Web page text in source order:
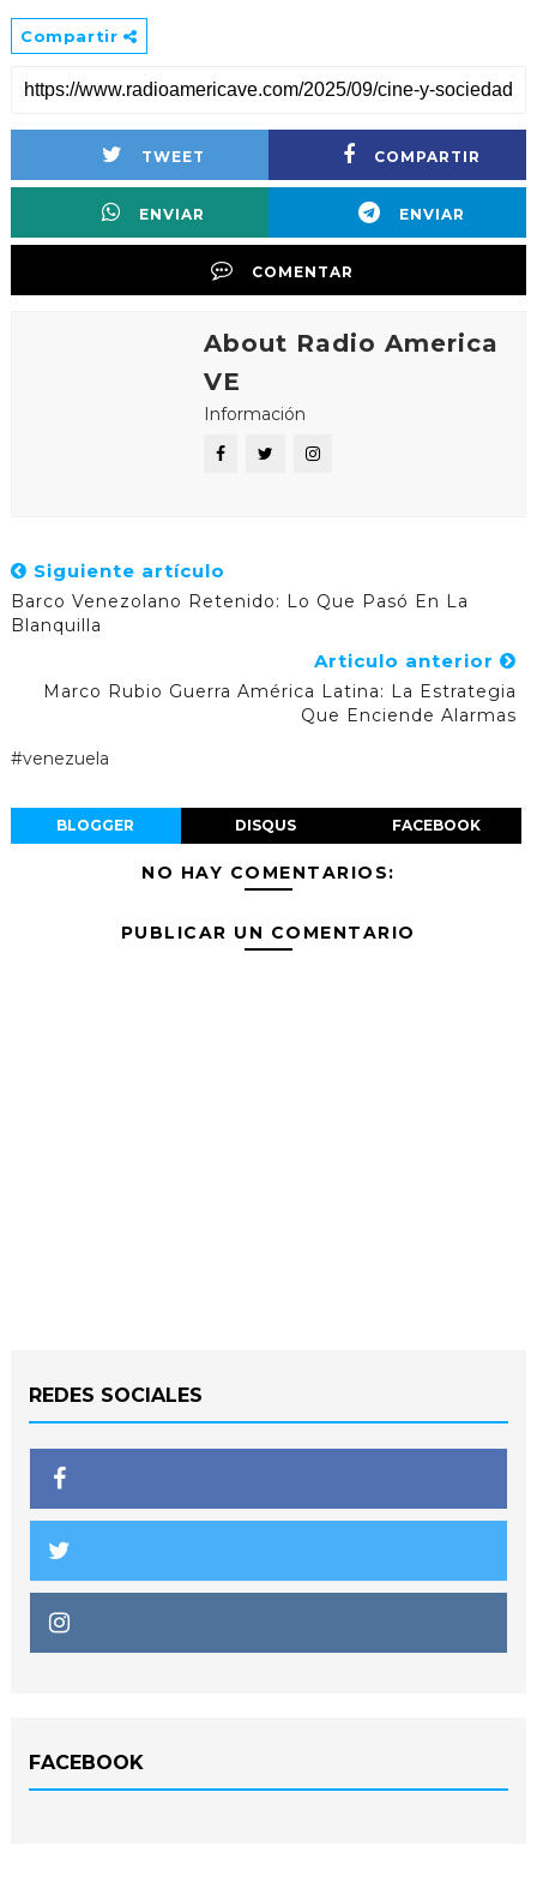
Compartir
TWEET COMPARTIR
ENVIAR ENVIAR
COMENTAR
About Radio America
VE
Información
Siguiente artículo
Barco Venezolano Retenido: Lo Que Pasó En La
Blanquilla
Articulo anterior
Marco Rubio Guerra América Latina: La Estrategia
Que Enciende Alarmas
#venezuela
BLOGGER DISQUS FACEBOOK
NO HAY COMENTARIOS:
PUBLICAR UN COMENTARIO
REDES SOCIALES
FACEBOOK